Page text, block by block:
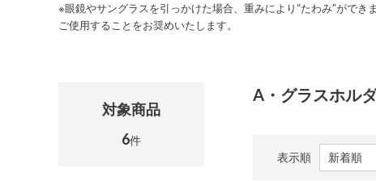
※眼鏡やサングラスを引っかけた場合、重みにより“たわみ”がで
ご使用することをお奨めいたします。
対象商品
6件
A・グラスホル
表示順